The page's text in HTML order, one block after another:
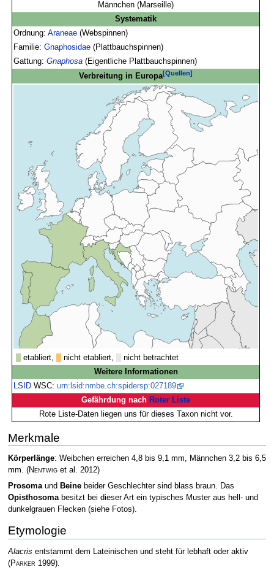
Männchen (Marseille)
Systematik
Ordnung:Araneae (Webspinnen)
Familie:Gnaphosidae (Plattbauchspinnen)
Gattung:Gnaphosa (Eigentliche Plattbauchspinnen)
Verbreitung in Europa[Quellen]
etabliert, nicht etabliert,
nicht betrachtet
Weitere Informationen
LSID WSC:urn:lsid:nmbe.ch:spidersp:027189
Gefährdung nach Roter Liste
Rote Liste-Daten liegen uns für dieses Taxon nicht vor.
Merkmale
Körperlänge: Weibchen erreichen 4,8 bis 9,1 mm, Männchen 3,2 bis 6,5
mm. (Nentwiget al. 2012)
Prosomaund Beinebeider Geschlechter sind blass braun. Das
Opisthosomabesitzt bei dieser Art ein typisches Muster aus hell- und
dunkelgrauen Flecken (siehe Fotos).
Etymologie
Alacris entstammt dem Lateinischen und steht für lebhaft oder aktiv
(Parker 1999).